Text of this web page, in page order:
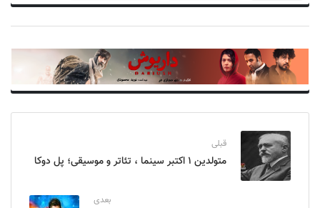
قبلی
متولدین ۱ اکتبر سینما ، تئاتر و موسیقی؛ پل دوکا
بعدی